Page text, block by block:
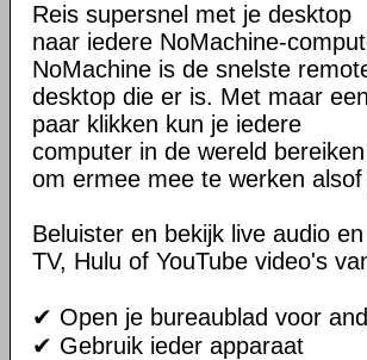
Reis supersnel met je desktop
naar iedere NoMachine-
NoMachine is de snelste
desktop die er is. Met maar een
paar klikken kun je iedere
computer in de wereld bereiken
om ermee mee te werken
Beluister en bekijk live audio
TV, Hulu of YouTube video's
✔ Open je bureaublad voor
✔ Gebruik ieder apparaat